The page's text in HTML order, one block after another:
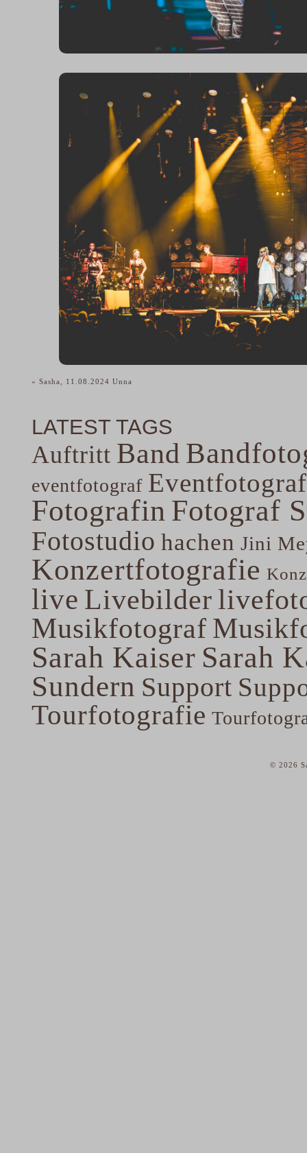
« Sasha, 11.08.2024 Unna
LATEST TAGS
Auftritt Band
eventfotograf
Fotografin Fotograf
Fotostudio hachen Jini
Konzertfotografie
live Livebilder
Musikfotograf
Sarah Kaiser Sarah
Sundern Support
Tourfotografie
© 2026